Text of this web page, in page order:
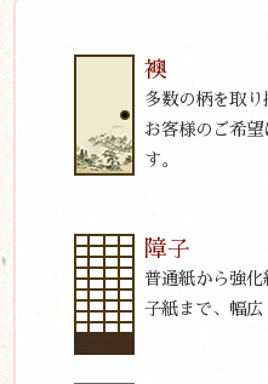
襖
多数の柄を取り
お客様のご希
す。
障子
普通紙から強
子紙まで、幅広